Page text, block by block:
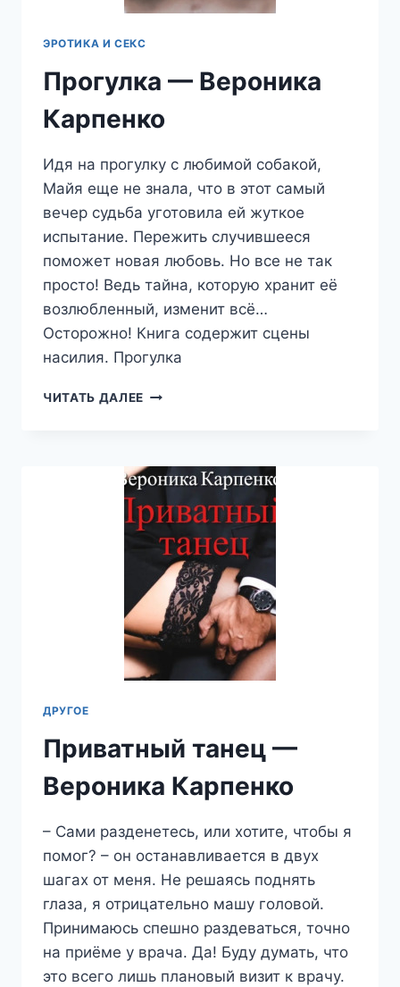
ЭРОТИКА И СЕКС
Прогулка — Вероника
Карпенко
Идя на прогулку с любимой собакой,
Майя еще не знала, что в этот самый
вечер судьба уготовила ей жуткое
испытание. Пережить случившееся
поможет новая любовь. Но все не так
просто! Ведь тайна, которую хранит её
возлюбленный, изменит всё…
Осторожно! Книга содержит сцены
насилия. Прогулка
ЧИТАТЬ ДАЛЕЕ ПРОГУЛКА
ДРУГОЕ
Приватный танец —
Вероника Карпенко
– Сами разденетесь, или хотите, чтобы я
помог? – он останавливается в двух
шагах от меня. Не решаясь поднять
глаза, я отрицательно машу головой.
Принимаюсь спешно раздеваться, точно
на приёме у врача. Да! Буду думать, что
это всего лишь плановый визит к врачу.